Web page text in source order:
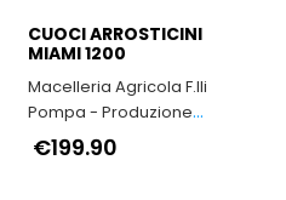
CUOCI ARROSTICINI
MIAMI 1200
Macelleria Agricola F.lli
Pompa - Produzione
Arrosticini Abruzzesi
artigianali
€199.90